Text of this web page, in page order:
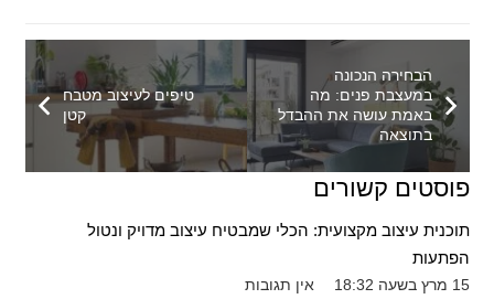
טיפים לעיצוב מטבח
קטן
הבחירה הנכונה
במעצבת פנים: מה
באמת עושה את ההבדל
בתוצאה
פוסטים קשורים
תוכנית עיצוב מקצועית: הכלי שמבטיח עיצוב מדויק ונטול
הפתעות
15 מרץ בשעה 18:32 אין תגובות